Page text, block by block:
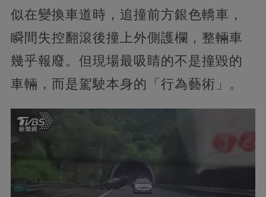
似在變換車道時，追撞前方銀色轎車，
瞬間失控翻滾後撞上外側護欄，整輛車
幾乎報廢。但現場最吸睛的不是撞毀的
車輛，而是駕駛本身的「行為藝術」。